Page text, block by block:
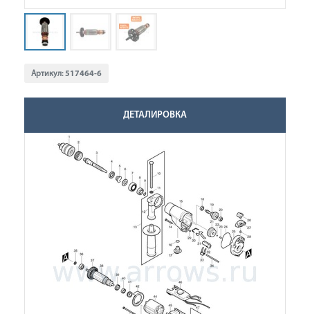
Артикул:517464-6
ДЕТАЛИРОВКА